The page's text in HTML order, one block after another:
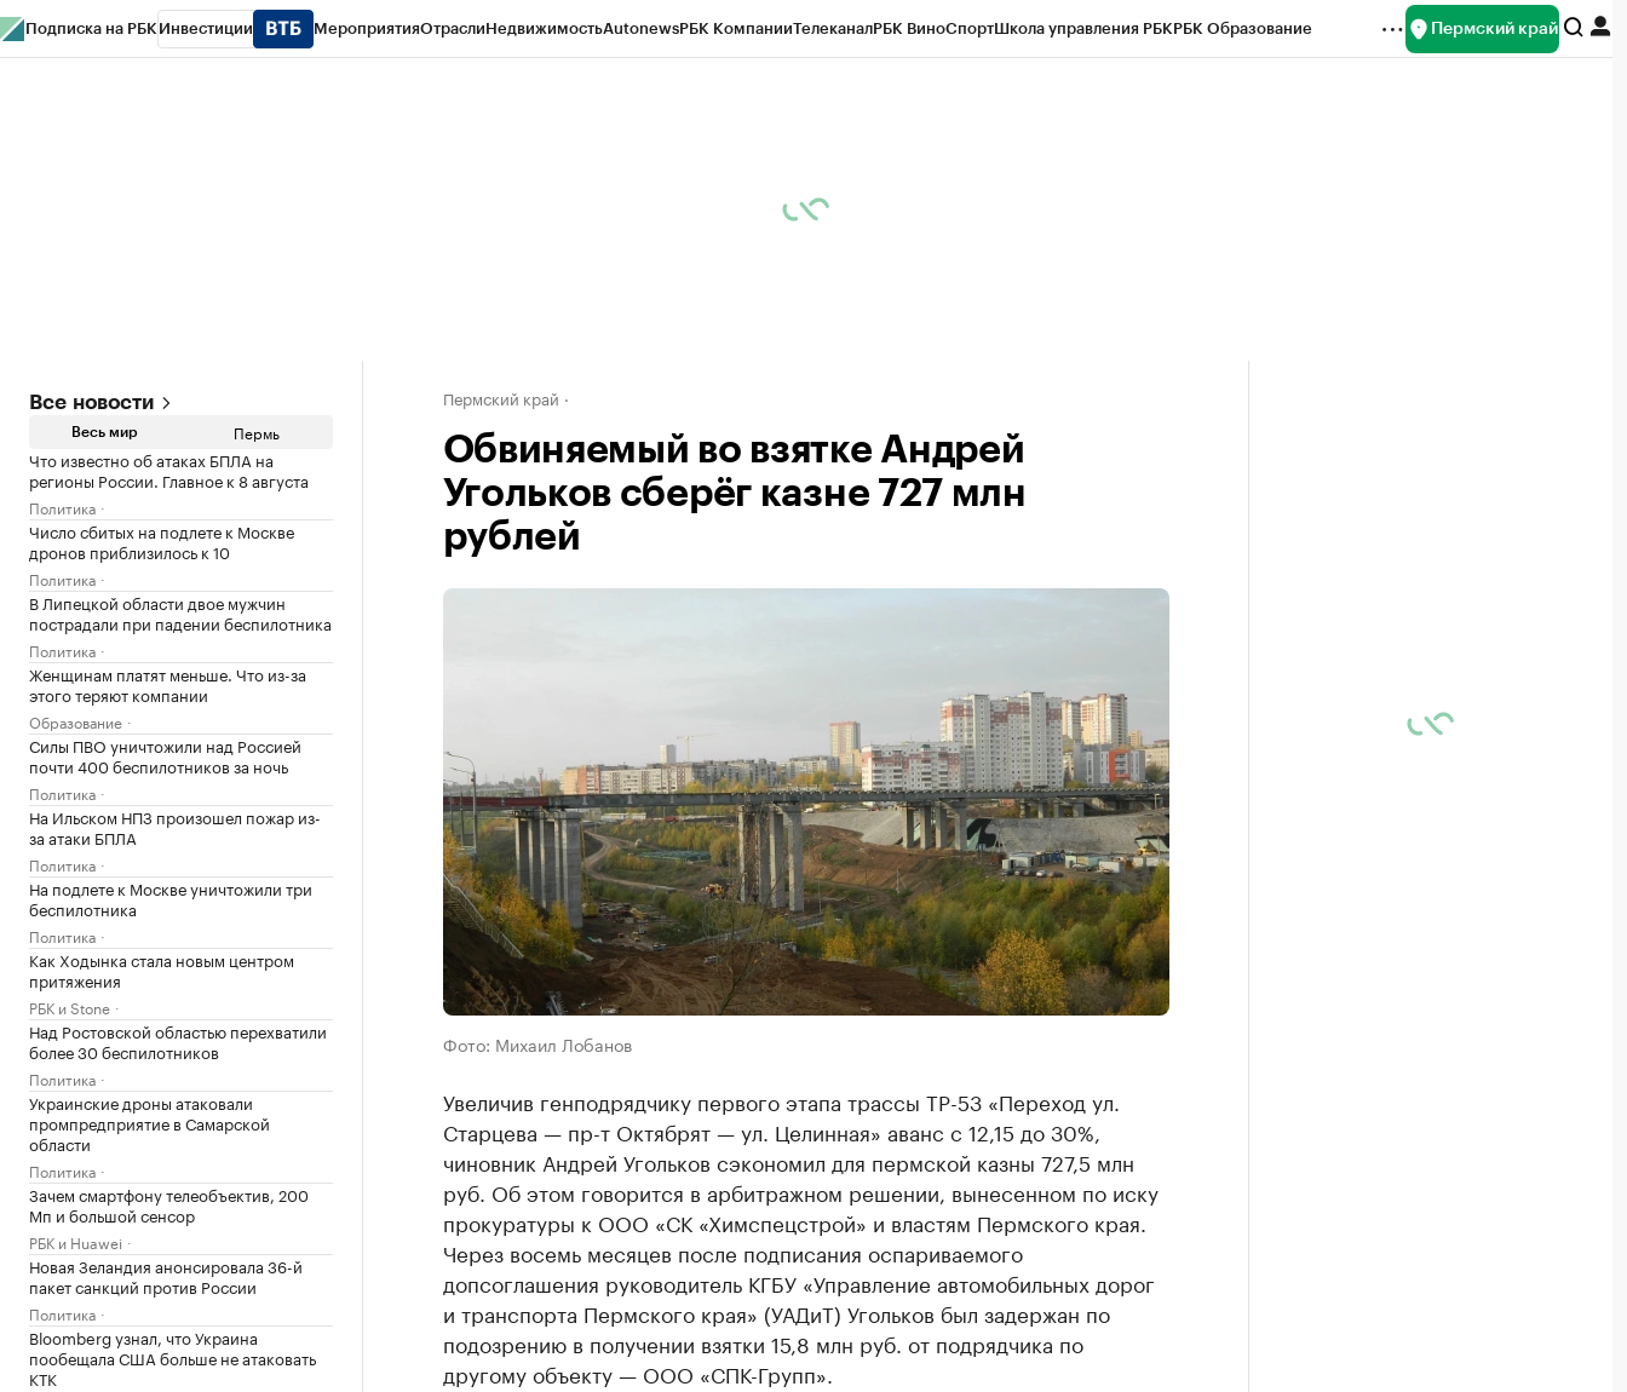
Подписка на РБК Инвестиции МероприятияОтраслиНедвижимостьAutonewsРБК КомпанииТелеканалРБК ВиноСпортШкола управления РБКРБК Образование Пермский край
Все новости
Весь мир Пермь
Что известно об атаках БПЛА на
регионы России. Главное к 8 августа
Политика
Число сбитых на подлете к Москве
дронов приблизилось к 10
Политика
В Липецкой области двое мужчин
пострадали при падении беспилотника
Политика
Женщинам платят меньше. Что из-за
этого теряют компании
Образование
Силы ПВО уничтожили над Россией
почти 400 беспилотников за ночь
Политика
На Ильском НПЗ произошел пожар из-
за атаки БПЛА
Политика
На подлете к Москве уничтожили три
беспилотника
Политика
Как Ходынка стала новым центром
притяжения
РБК и Stone
Над Ростовской областью перехватили
более 30 беспилотников
Политика
Украинские дроны атаковали
промпредприятие в Самарской
области
Политика
Зачем смартфону телеобъектив, 200
Мп и большой сенсор
РБК и Huawei
Новая Зеландия анонсировала 36-й
пакет санкций против России
Политика
Bloomberg узнал, что Украина
пообещала США больше не атаковать
КТК
Пермский край
Обвиняемый во взятке Андрей
Угольков сберёг казне 727 млн
рублей
Фото: Михаил Лобанов
Увеличив генподрядчику первого этапа трассы ТР-53 «Переход ул.
Старцева — пр-т Октябрят — ул. Целинная» аванс с 12,15 до 30%,
чиновник Андрей Угольков сэкономил для пермской казны 727,5 млн
руб. Об этом говорится в арбитражном решении, вынесенном по иску
прокуратуры к ООО «СК «Химспецстрой» и властям Пермского края.
Через восемь месяцев после подписания оспариваемого
допсоглашения руководитель КГБУ «Управление автомобильных дорог
и транспорта Пермского края» (УАДиТ) Угольков был задержан по
подозрению в получении взятки 15,8 млн руб. от подрядчика по
другому объекту — ООО «СПК-Групп».